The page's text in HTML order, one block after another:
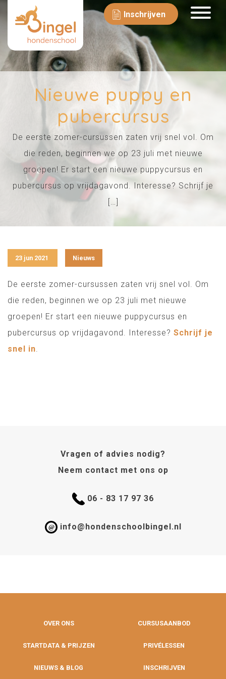
Inschrijven
Nieuwe puppy en
pubercursus
De eerste zomer-cursussen zaten vrij snel vol. Om
die reden, beginnen we op 23 juli met nieuwe
groepen! Er start een nieuwe puppycursus en
pubercursus op vrijdagavond. Interesse? Schrijf je
[…]
23 jun 2021 Nieuws
De eerste zomer-cursussen zaten vrij snel vol. Om
die reden, beginnen we op 23 juli met nieuwe
groepen! Er start een nieuwe puppycursus en
pubercursus op vrijdagavond. Interesse? Schrijf je
snel in.
Vragen of advies nodig?
Neem contact met ons op
06 - 83 17 97 36
@ info@hondenschoolbingel.nl
OVER ONS CURSUSAANBOD
STARTDATA & PRIJZEN PRIVÉLESSEN
NIEUWS & BLOG INSCHRIJVEN